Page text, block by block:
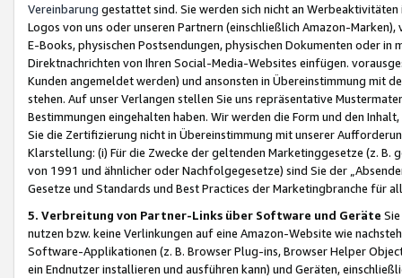
Vereinbarung gestattet sind. Sie werden sich nicht an
Logos von uns oder unseren Partnern (einschließlich Amazon-
E-Books, physischen Postsendungen, physischen Dokumenten oder in
Direktnachrichten von Ihren Social-Media-Websites einfügen.
Kunden angemeldet werden) und ansonsten in Übereinstimmung mit
stehen. Auf unser Verlangen stellen Sie uns repräsentative
Bestimmungen eingehalten haben. Wir werden die Form und den
Sie die Zertifizierung nicht in Übereinstimmung mit unserer
Klarstellung: (i) Für die Zwecke der geltenden Marketinggesetze (z. B.
von 1991 und ähnlicher oder Nachfolgegesetze) sind Sie der
Gesetze und Standards und Best Practices der Marketingbranche für
5. Verbreitung von Partner-Links über Software und Geräte
nutzen bzw. keine Verlinkungen auf eine Amazon-Website wie
Software-Applikationen (z. B. Browser Plug-ins, Browser Helper
ein Endnutzer installieren und ausführen kann) und Geräten,